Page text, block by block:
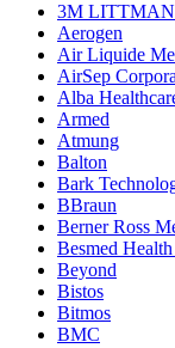
3M
Aerogen
Air Liquide
AirSep
Alba
Armed
Atmung
Balton
Bark
BBraun
Berner Ross
Besmed
Beyond
Bistos
Bitmos
BMC